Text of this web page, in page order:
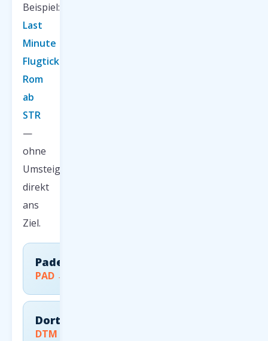
Beispiel:
Last
Minute
Flugticket
Rom
ab
STR
—
ohne
Umsteigen,
direkt
ans
Ziel.
Paderborn
PAD → FCO
Dortmund
DTM → FCO